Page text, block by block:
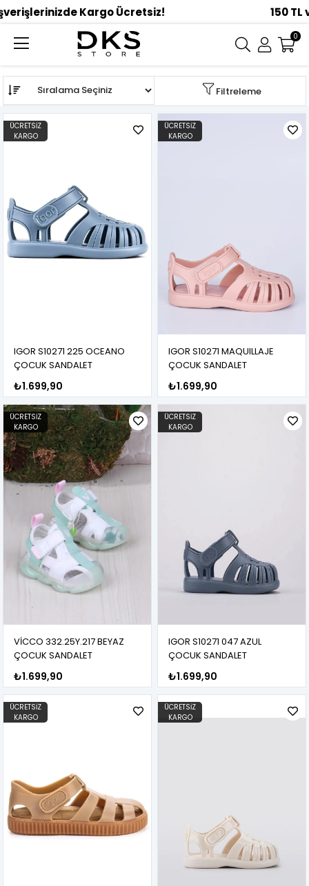
0
ÇOCUK TERLİK Sandalet
Filtreleme
Sıralama
IGOR S10271 225 OCEANO
ÇOCUK SANDALET
₺1.699,90
ÜCRETSIZ
KARGO
IGOR S10271 MAQUILLAJE
ÇOCUK SANDALET
₺1.699,90
ÜCRETSIZ
KARGO
VİCCO 332.25Y.217 BEYAZ
ÇOCUK SANDALET
₺1.699,90
ÜCRETSIZ
KARGO
IGOR S10271 047 AZUL
ÇOCUK SANDALET
₺1.699,90
ÜCRETSIZ
KARGO
ÜCRETSIZ
KARGO
ÜCRETSIZ
KARGO